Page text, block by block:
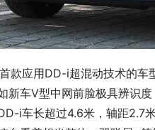
款应用DD-i超混动技术的
新车V型中网前脸极具辨识
i车长超过4.6米，轴距2.7